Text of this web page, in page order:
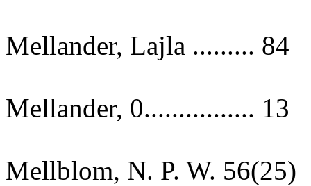
Mellander, Lajla ......... 84
Mellander, 0................ 13
Mellblom, N. P. W. 56(25)